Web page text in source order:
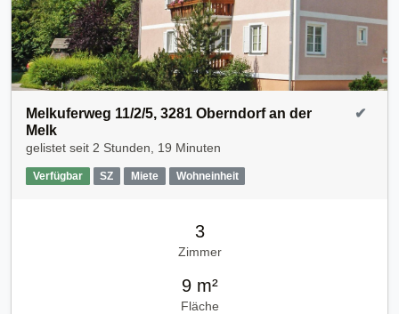
Melkuferweg 11/2/5, 3281 Oberndorf an der
Melk
gelistet seit 2 Stunden, 19 Minuten
Verfügbar SZ Miete Wohneinheit
✔
3
Zimmer
9 m²
Fläche